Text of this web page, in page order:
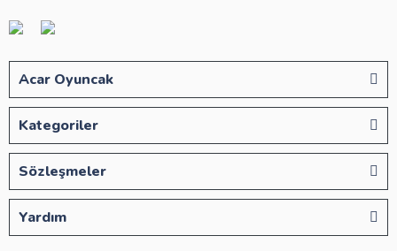
Acar Oyuncak
Kategoriler
Sözleşmeler
Yardım